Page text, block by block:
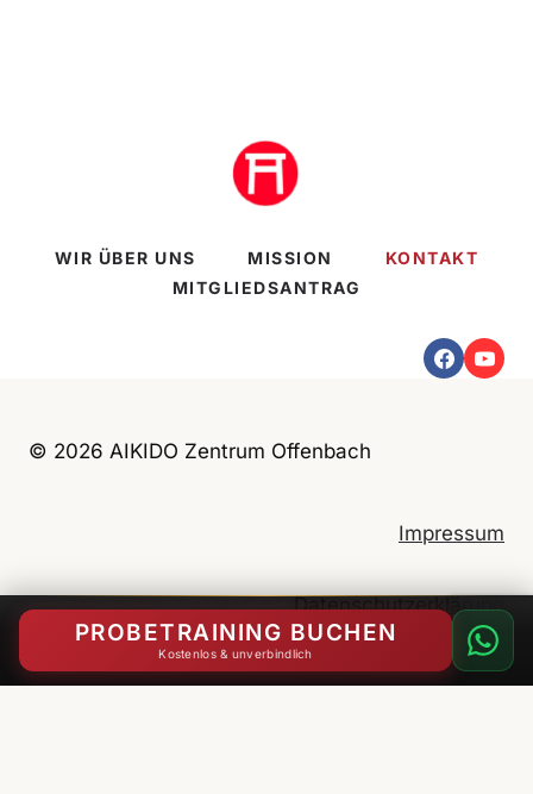
WIR ÜBER UNS MISSION
KONTAKT
MITGLIEDSANTRAG
© 2026 AIKIDO Zentrum Offenbach
Impressum
Datenschutzerklärung
PROBETRAINING BUCHEN
Kostenlos & unverbindlich